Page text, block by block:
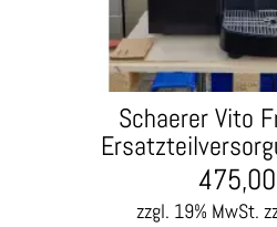
Schaerer Vito
zzgl. 19% MwSt.
475,00